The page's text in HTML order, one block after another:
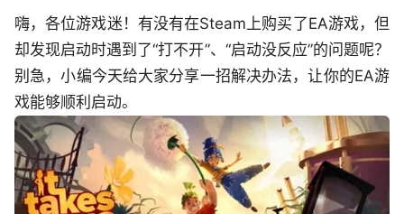
嗨，各位游戏迷！有没有在Steam上购买了EA游戏，但
却发现启动时遇到了“打不开”、“启动没反应”的问题呢？
别急，小编今天给大家分享一招解决办法，让你的EA游
戏能够顺利启动。